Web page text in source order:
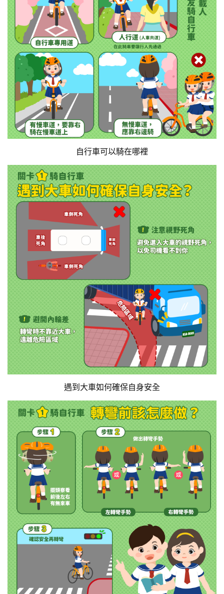
自行車可以騎在哪裡
遇到大車如何確保自身安全